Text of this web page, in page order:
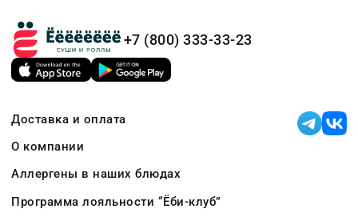
+7 (800) 333-33-23
Доставка и оплата
О компании
Аллергены в наших блюдах
Программа лояльности “Ёби-клуб”